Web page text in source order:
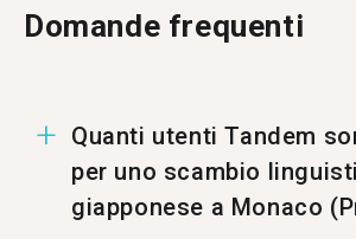
Domande frequenti
Quanti utenti Tandem
per uno scambio
giapponese a Monaco